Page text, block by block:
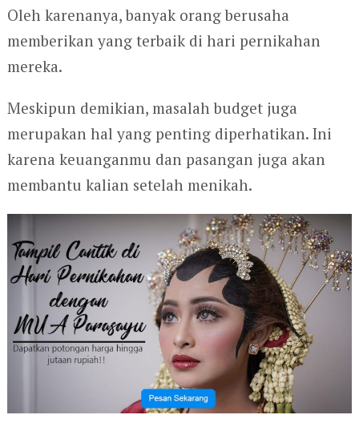
Oleh karenanya, banyak orang berusaha
memberikan yang terbaik di hari pernikahan
mereka.
Meskipun demikian, masalah budget juga
merupakan hal yang penting diperhatikan. Ini
karena keuanganmu dan pasangan juga akan
membantu kalian setelah menikah.